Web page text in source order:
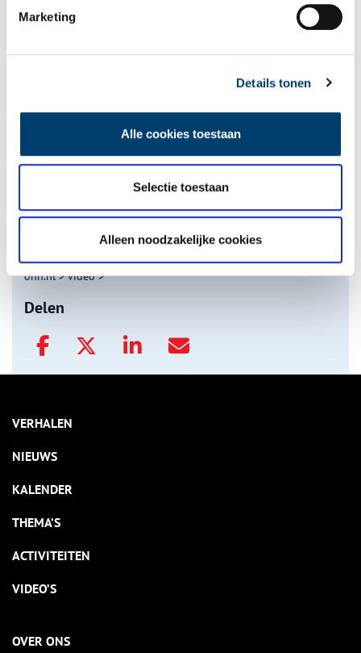
Marketing
Details tonen
Alle cookies toestaan
Selectie toestaan
Alleen noodzakelijke cookies
Nederlandse autofabrieken van vroeger
onh.nl>video>
Delen
VERHALEN
NIEUWS
KALENDER
THEMA’S
ACTIVITEITEN
VIDEO’S
OVER ONS